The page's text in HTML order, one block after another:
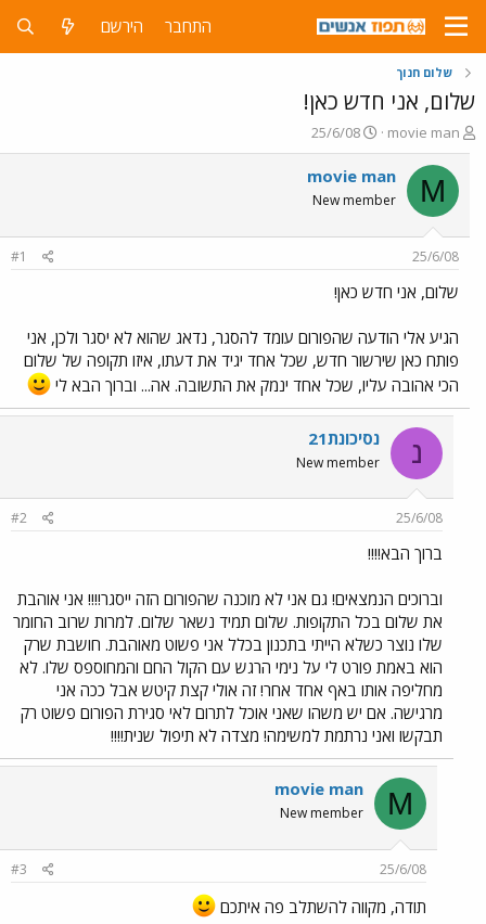
התחבר הירשם
שלום חנוך
שלום, אני חדש כאן!
פ
ו
ת
ח
ה
ש
א
movie man
פ
ו
ר
ם
ר
25/6/08
M
movie man
New member
25/6/08
#1
שלום, אני חדש כאן!
הגיע אלי הודעה שהפורום עומד להסגר, נדאג שהוא לא יסגר ולכן, אני
פותח כאן שירשור חדש, שכל אחד יגיד את דעתו, איזו תקופה של שלום
הכי אהובה עליו, שכל אחד ינמק את התשובה. אה... וברוך הבא לי
נ נסיכונת21
New member
25/6/08
#2
ברוך הבא!!!!
וברוכים הנמצאים! גם אני לא מוכנה שהפורום הזה ייסגר!!!! אני אוהבת
את שלום בכל התקופות. שלום תמיד נשאר שלום. למרות שרוב החומר
שלו נוצר כשלא הייתי בתכנון בכלל אני פשוט מאוהבת. חושבת שרק
הוא באמת פורט לי על נימי הרגש עם הקול החם והמחוספס שלו. לא
מחליפה אותו באף אחד אחר! זה אולי קצת קיטש אבל ככה אני
מרגישה. אם יש משהו שאני אוכל לתרום לאי סגירת הפורום פשוט רק
תבקשו ואני נרתמת למשימה! מצדה לא תיפול שנית!!!!
M
movie man
New member
25/6/08
#3
תודה, מקווה להשתלב פה איתכם